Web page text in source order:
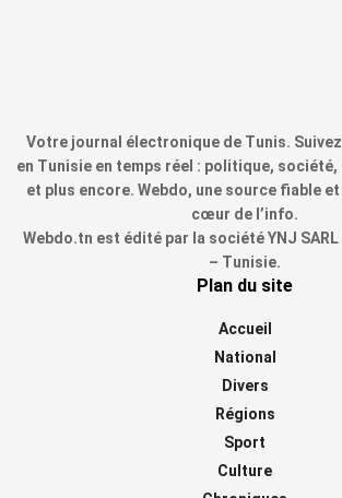
Votre journal électronique de Tunis.
en Tunisie en temps réel : politique,
et plus encore. Webdo, une source fiable
cœur de l’info.
Webdo.tn est édité par la société YNJ SARL
– Tunisie.
Plan du site
Accueil
National
Divers
Régions
Sport
Culture